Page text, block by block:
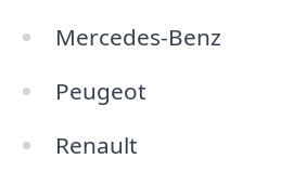
Mercedes-Benz
Peugeot
Renault